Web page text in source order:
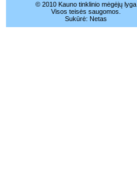
© 2010 Kauno tinklinio mėgėjų lyga
Visos teisės saugomos.
Sukūrė: Netas